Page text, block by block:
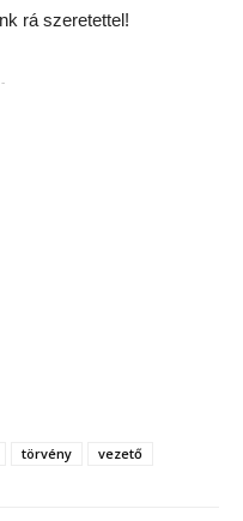
rá szeretettel!
törvény vezető